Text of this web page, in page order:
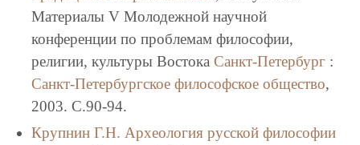
Материалы V Молодежной научной
конференции по проблемам философии,
религии, культуры Востока Санкт-Петербург:
Санкт-Петербургское философское общество,
2003. C.90-94.
Крупнин Г.Н. Археология русской философии